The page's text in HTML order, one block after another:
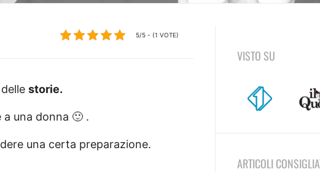
5/5 - (1 VOTE)
dellestorie.
una donna 🙂 .
una certa preparazione.
VISTO SU
ARTICOLI